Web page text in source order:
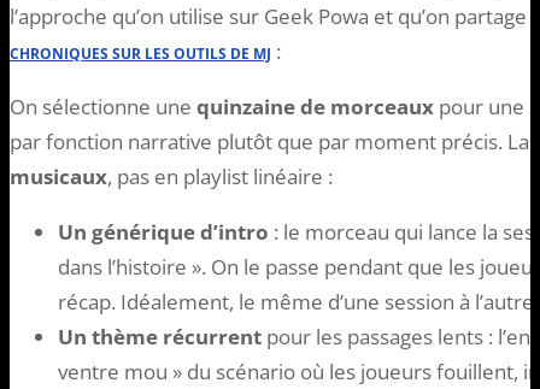
l’approche qu’on utilise sur Geek Powa et qu’on
CHRONIQUES SUR LES OUTILS DE MJ :
On sélectionne une quinzaine de morceaux pour une
par fonction narrative plutôt que par moment précis. La
musicaux, pas en playlist linéaire :
Un générique d’intro : le morceau qui lance la
dans l’histoire ». On le passe pendant que les
récap. Idéalement, le même d’une session à
Un thème récurrent pour les passages lents :
ventre mou » du scénario où les joueurs fouillent,